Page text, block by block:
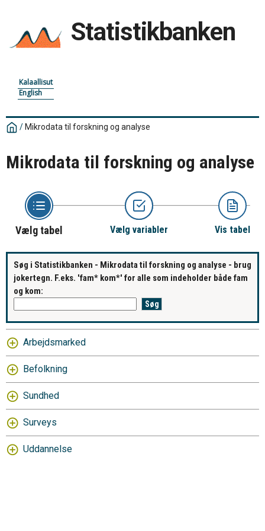
Statistikbanken
Kalaallisut
English
/ Mikrodata til forskning og analyse
Mikrodata til forskning og analyse
Vælg tabel Vælg variabler Vis tabel
Søg i Statistikbanken - Mikrodata til forskning og analyse - brug
jokertegn. F.eks. 'fam* kom*' for alle som indeholder både fam
og kom:
Arbejdsmarked
Befolkning
Sundhed
Surveys
Uddannelse